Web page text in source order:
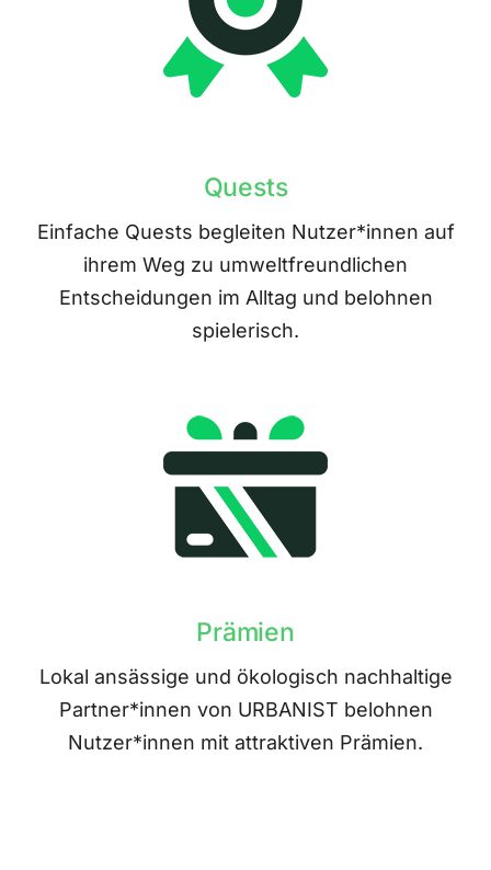
Quests
Einfache Quests begleiten Nutzer*innen auf
ihrem Weg zu umweltfreundlichen
Entscheidungen im Alltag und belohnen
spielerisch.
Prämien
Lokal ansässige und ökologisch nachhaltige
Partner*innen von URBANIST belohnen
Nutzer*innen mit attraktiven Prämien.